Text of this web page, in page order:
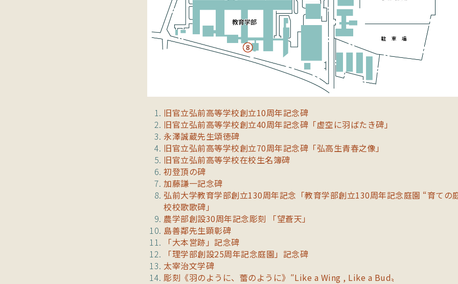
旧官立弘前高等学校創立10周年記念碑
旧官立弘前高等学校創立40周年記念碑「虚空に羽ばたき碑」
永澤誠蔵先生頌徳碑
旧官立弘前高等学校創立70周年記念碑「弘高生青春之像」
旧官立弘前高等学校在校生名簿碑
初登頂の碑
加藤謙一記念碑
弘前大学教育学部創立130周年記念「教育学部創立130周年記念庭園 “育ての
校校歌歌碑」
農学部創設30周年記念彫刻 「望蒼天」
島善鄰先生顕彰碑
「大本営跡」記念碑
「理学部創設25周年記念庭園」記念碑
太宰治文学碑
彫刻《羽のように、蕾のように》″Like a Wing , Like a Bud〟